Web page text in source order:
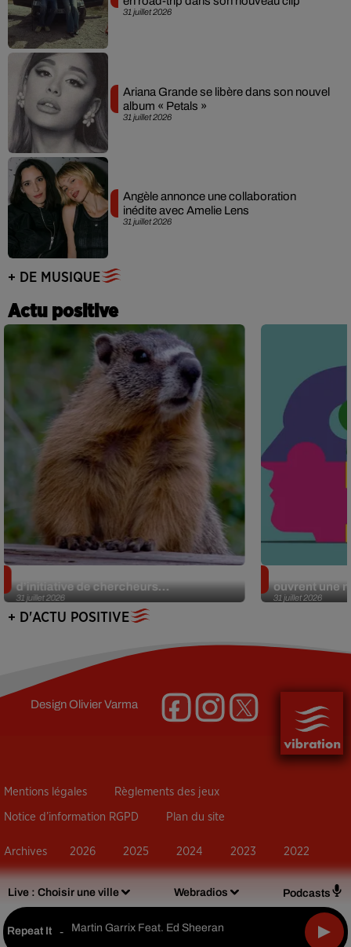
Live : Choisir une ville Webradios Podcasts
Repeat It - Martin Garrix Feat. Ed Sheeran
31 juillet 2026
31 juillet 2026
Ariana Grande se libère dans son nouvel
album « Petals »
31 juillet 2026
Angèle annonce une collaboration
inédite avec Amelie Lens
+ DE MUSIQUE
Actu positive
31 juillet 2026
d’initiative de chercheurs...
31 juillet 2026
ouvrent une
+ D'ACTU POSITIVE
DesignOlivier Varma
Mentions légales Règlements des jeux
Notice d’information RGPD Plan du site
Archives 2026 2025 2024 2023 2022